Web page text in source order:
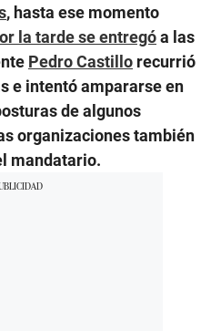
, hasta ese momento
la tarde se entregóa las
Pedro Castillo recurrió
e intentó ampararse en
de algunos
organizaciones también
mandatario.